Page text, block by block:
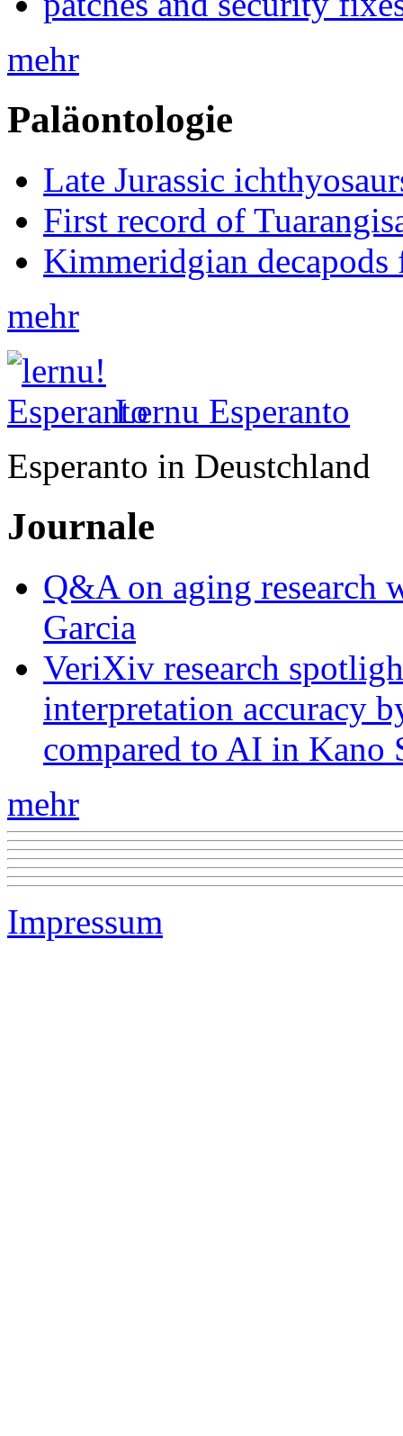
mehr
Paläontologie
Late Jurassic
First record of
Kimmeridgian
mehr
Lernu Esperanto
Esperanto in Deustchland
Journale
Q&A on aging research
Garcia
VeriXiv research
interpretation accuracy
compared to AI in Kano
mehr
Impressum